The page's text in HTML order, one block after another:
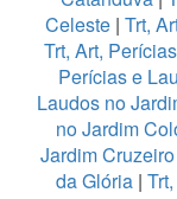
Celeste| Trt,
Trt, Art,
Perícias e
Laudos no
no Jardim
Jardim Cruzeiro
da Glória|